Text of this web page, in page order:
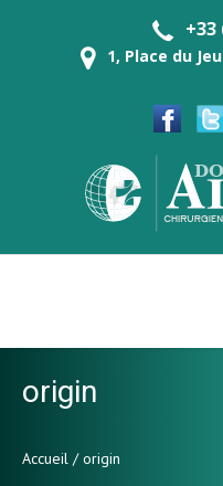
+33
1, Place du
origin
Accueil /origin